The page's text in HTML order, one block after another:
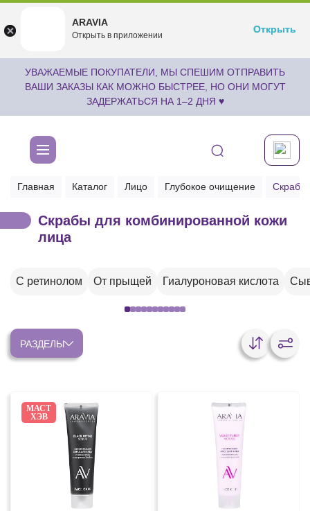
undefined
Бесплатноru.aravia.new
Открыть
УВАЖАЕМЫЕ ПОКУПАТЕЛИ, МЫ СПЕШИМ ОТПРАВИТЬ
ВАШИ ЗАКАЗЫ КАК МОЖНО БЫСТРЕЕ, НО ОНИ МОГУТ
ЗАДЕРЖАТЬСЯ НА 1–2 ДНЯ ♥
Главная Каталог Лицо Глубокое очищение Скрабы
Скрабы для комбинированной кожи
лица
С ретинолом От прыщей Гиалуроновая кислота
РАЗДЕЛЫ
МАСТ
ХЭВ
ARAVIA
Открыть в приложении
Открыть